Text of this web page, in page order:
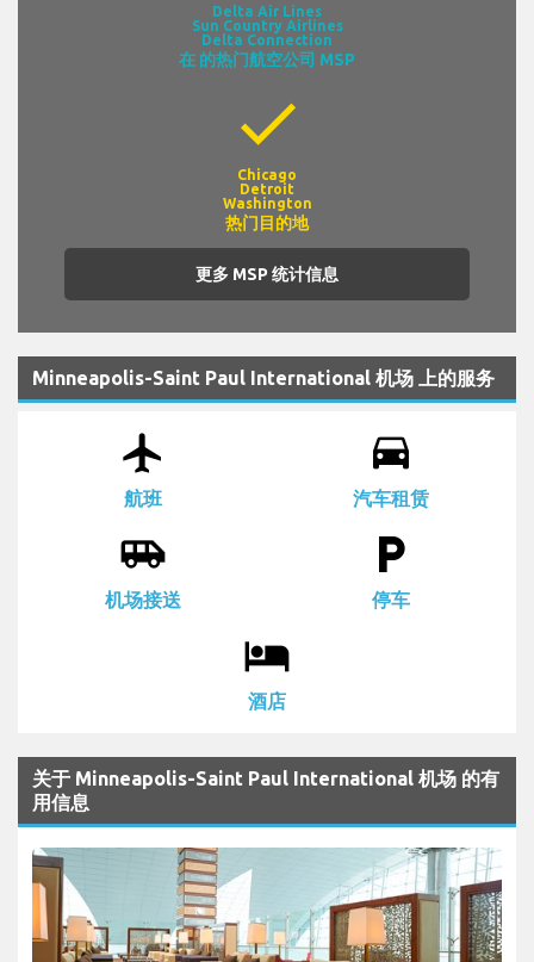
Delta Air Lines
Sun Country Airlines
Delta Connection
在 的热门航空公司 MSP
check
Chicago
Detroit
Washington
热门目的地
更多 MSP 统计信息
Minneapolis-Saint Paul International 机场 上的服务
airplanemode_active
航班
drive_eta
汽车租赁
airport_shuttle
机场接送
local_parking
停车
local_hotel
酒店
关于 Minneapolis-Saint Paul International 机场 的有
用信息